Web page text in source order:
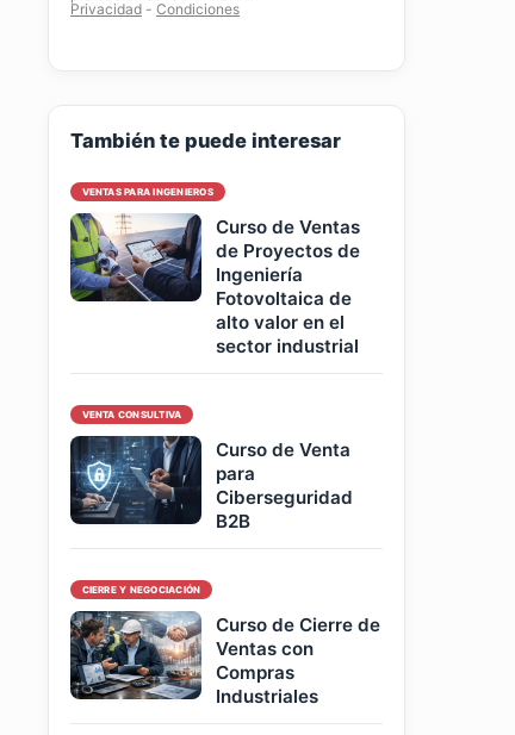
También te puede interesar
VENTAS PARA INGENIEROS
Curso de Ventas
de Proyectos de
Ingeniería
Fotovoltaica de
alto valor en el
sector industrial
VENTA CONSULTIVA
Curso de Venta
para
Ciberseguridad
B2B
CIERRE Y NEGOCIACIÓN
Curso de Cierre de
Ventas con
Compras
Industriales